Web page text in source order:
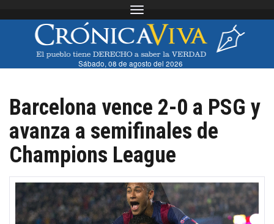
Toggle navigation
Sábado, 08 de agosto del 2026
Barcelona vence 2-0 a PSG y
avanza a semifinales de
Champions League